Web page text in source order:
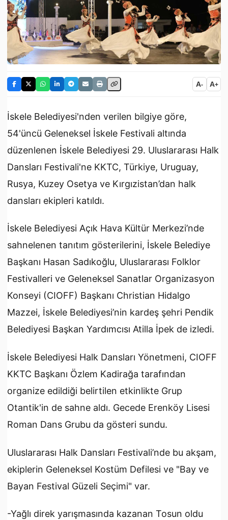
A- A+
İskele Belediyesi'nden verilen bilgiye göre,
54'üncü Geleneksel İskele Festivali altında
düzenlenen İskele Belediyesi 29. Uluslararası Halk
Dansları Festivali'ne KKTC, Türkiye, Uruguay,
Rusya, Kuzey Osetya ve Kırgızistan’dan halk
dansları ekipleri katıldı.
İskele Belediyesi Açık Hava Kültür Merkezi’nde
sahnelenen tanıtım gösterilerini, İskele Belediye
Başkanı Hasan Sadıkoğlu, Uluslararası Folklor
Festivalleri ve Geleneksel Sanatlar Organizasyon
Konseyi (CIOFF) Başkanı Christian Hidalgo
Mazzei, İskele Belediyesi’nin kardeş şehri Pendik
Belediyesi Başkan Yardımcısı Atilla İpek de izledi.
İskele Belediyesi Halk Dansları Yönetmeni, CIOFF
KKTC Başkanı Özlem Kadirağa tarafından
organize edildiği belirtilen etkinlikte Grup
Otantik'in de sahne aldı. Gecede Erenköy Lisesi
Roman Dans Grubu da gösteri sundu.
Uluslararası Halk Dansları Festivali’nde bu akşam,
ekiplerin Geleneksel Kostüm Defilesi ve "Bay ve
Bayan Festival Güzeli Seçimi" var.
-Yağlı direk yarışmasında kazanan Tosun oldu